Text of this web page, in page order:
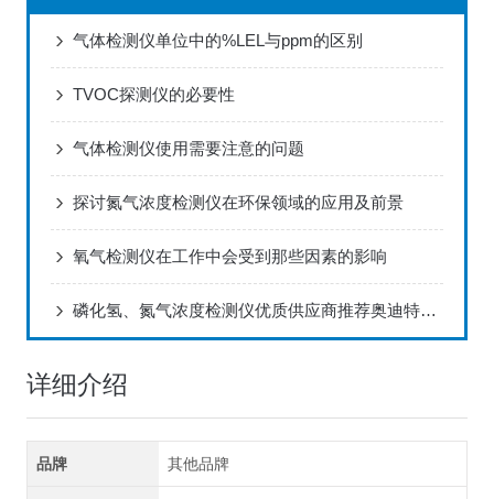
气体检测仪单位中的%LEL与ppm的区别
TVOC探测仪的必要性
气体检测仪使用需要注意的问题
探讨氮气浓度检测仪在环保领域的应用及前景
氧气检测仪在工作中会受到那些因素的影响
磷化氢、氮气浓度检测仪优质供应商推荐奥迪特，口碑佳
详细介绍
品牌 其他品牌